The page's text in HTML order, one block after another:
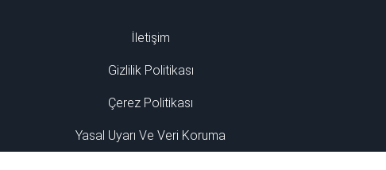
İletişim
Gizlilik Politikası
Çerez Politikası
Yasal Uyarı Ve Veri Koruma